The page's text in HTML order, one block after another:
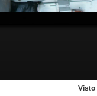
Visto